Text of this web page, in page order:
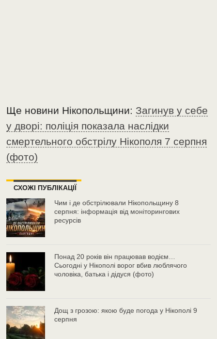
Ще новини Нікопольщини: Загинув у себе
у дворі: поліція показала наслідки
смертельного обстрілу Нікополя 7 серпня
(фото)
СХОЖІ ПУБЛІКАЦІЇ
Чим і де обстрілювали Нікопольщину 8
серпня: інформація від моніторингових
ресурсів
Понад 20 років він працював водієм…
Сьогодні у Нікополі ворог вбив люблячого
чоловіка, батька і дідуся (фото)
Дощ з грозою: якою буде погода у Нікополі 9
серпня